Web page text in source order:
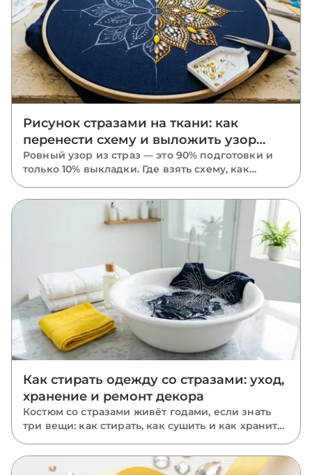
Рисунок стразами на ткани: как
перенести схему и выложить узор
ровно
Ровный узор из страз — это 90% подготовки и
только 10% выкладки. Где взять схему, как
трафаретом или калькой, в каком порядке
класть камни и почему размечать нужно
растянутую ткань.
Как стирать одежду со стразами: уход,
хранение и ремонт декора
Костюм со стразами живёт годами, если знать
три вещи: как стирать, как сушить и как хранить.
и машинная стирка, глажка, хранение и ремонт
отклеившихся камней.